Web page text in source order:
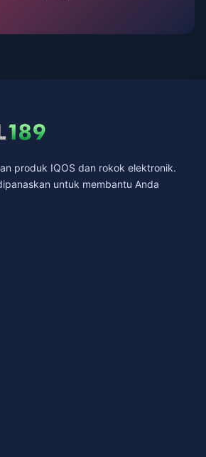
produk IQOS dan rokok elektronik.
untuk membantu Anda